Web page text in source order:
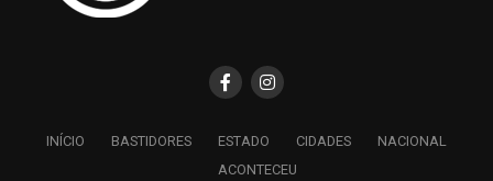
INÍCIO BASTIDORES ESTADO CIDADES
NACIONAL
ACONTECEU